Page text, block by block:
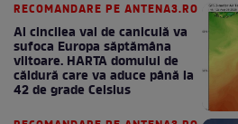
RECOMANDARE PE ANTENA3.RO
Al cincilea val de caniculă va
sufoca Europa săptămâna
viitoare. HARTA domului de
căldură care va aduce până la
42 de grade Celsius